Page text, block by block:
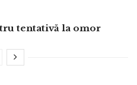
tentativă la omor